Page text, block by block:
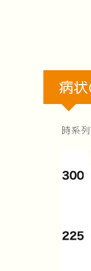
病
時系